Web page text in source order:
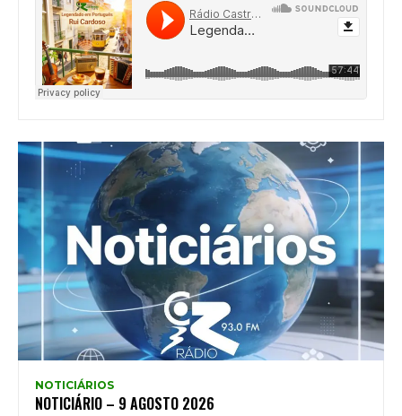
NOTICIÁRIOS
NOTICIÁRIO – 9 AGOSTO 2026